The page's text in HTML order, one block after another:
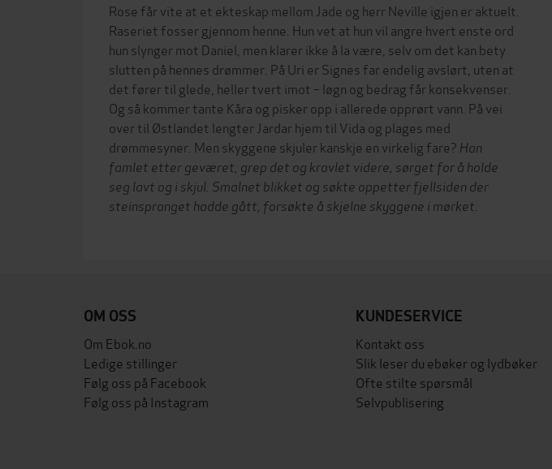
Rose får vite at et ekteskap mellom Jade og herr Neville igjen er aktuelt.
Raseriet fosser gjennom henne. Hun vet at hun vil angre hvert enste ord
hun slynger mot Daniel, men klarer ikke å la være, selv om det kan bety
slutten på hennes drømmer. På Uri er Signes far endelig avslørt, uten at
det fører til glede, heller tvert imot – løgn og bedrag får konsekvenser.
Og så kommer tante Kåra og pisker opp i allerede opprørt vann. På vei
over til Østlandet lengter Jardar hjem til Vida og plages med
drømmesyner. Men skyggene skjuler kanskje en virkelig fare? Han
famlet etter geværet, grep det og kravlet videre, sørget for å holde
seg lavt og i skjul. Smalnet blikket og søkte oppetter fjellsiden der
steinspranget hadde gått, forsøkte å skjelne skyggene i mørket.
OM OSS
Om Ebok.no
Ledige stillinger
Følg oss på Facebook
Følg oss på Instagram
KUNDESERVICE
Kontakt oss
Slik leser du ebøker og lydbøker
Ofte stilte spørsmål
Selvpublisering